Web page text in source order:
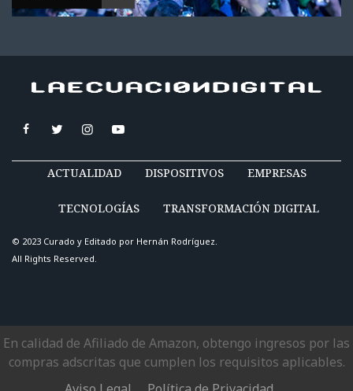
ACTUALIDAD DISPOSITIVOS EMPRESAS
TECNOLOGÍAS TRANSFORMACIÓN DIGITAL
© 2023 Curado y Editado por Hernán Rodríguez.
All Rights Reserved.
En calidad de Afiliado de Amazon, obtengo ingresos por las
compras adscritas que cumplen los requisitos aplicables.